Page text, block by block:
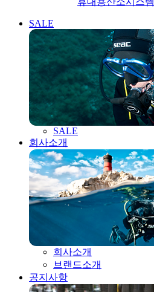
SALE
SALE
회사소개
회사소개
브랜드소개
공지사항